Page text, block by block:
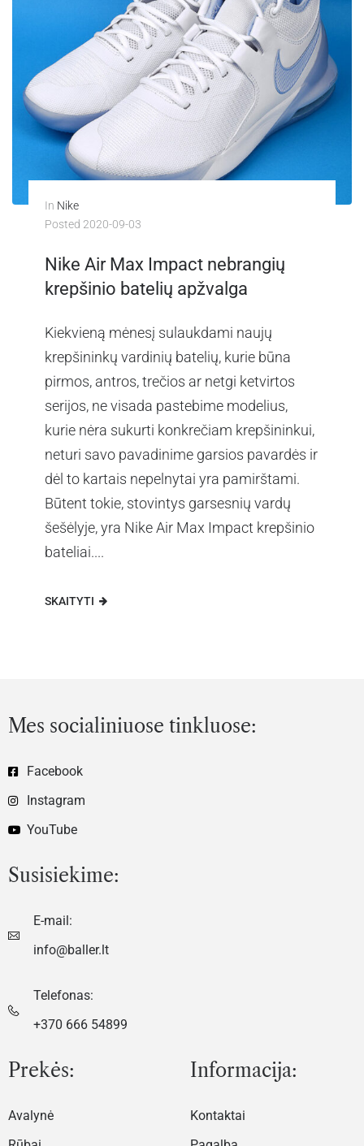
In Nike
Posted 2020-09-03
Nike Air Max Impact nebrangių
krepšinio batelių apžvalga
Kiekvieną mėnesį sulaukdami naujų
krepšininkų vardinių batelių, kurie būna
pirmos, antros, trečios ar netgi ketvirtos
serijos, ne visada pastebime modelius,
kurie nėra sukurti konkrečiam krepšininkui,
neturi savo pavadinime garsios pavardės ir
dėl to kartais nepelnytai yra pamirštami.
Būtent tokie, stovintys garsesnių vardų
šešėlyje, yra Nike Air Max Impact krepšinio
bateliai....
SKAITYTI
Mes socialiniuose tinkluose:
Facebook
Instagram
YouTube
Susisiekime:
E-mail:
info@baller.lt
Telefonas:
+370 666 54899
Prekės:
Avalynė
Informacija:
Kontaktai